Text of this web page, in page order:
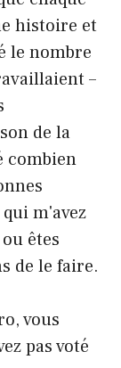
histoire et
le nombre
–
de la
combien
m'avez
êtes
de le faire.
vous
pas voté